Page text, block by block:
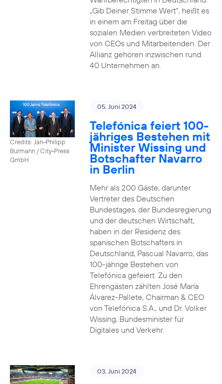
„Gib Deiner Stimme Wert“, heißt es
in einem am Freitag über die
sozialen Medien verbreiteten Video
von CEOs und Mitarbeitenden. Der
Allianz gehören inzwischen rund
40 Unternehmen an.
Credits: Jan-Philipp
Burmann / City-Press
GmbH
05. Juni 2024
Telefónica feiert 100-
jähriges Bestehen mit
Minister Wissing und
Botschafter Navarro
in Berlin
Mehr als 200 Gäste, darunter
Vertreter des Deutschen
Bundestages, der Bundesregierung
und der deutschen Wirtschaft,
haben in der Residenz des
spanischen Botschafters in
Deutschland, Pascual Navarro, das
100-jährige Bestehen von
Telefónica gefeiert. Zu den
Ehrengästen zählten José María
Álvarez-Pallete, Chairman & CEO
von Telefónica S.A., und Dr. Volker
Wissing, Bundesminister für
Digitales und Verkehr.
03. Juni 2024